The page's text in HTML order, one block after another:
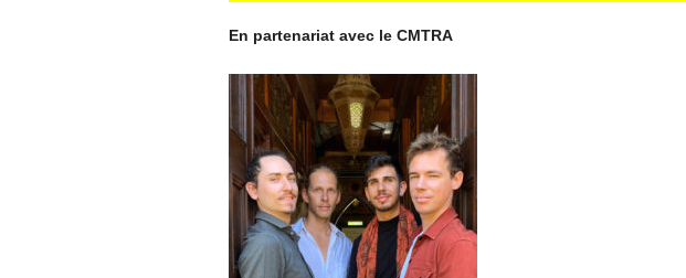
En partenariat avec le CMTRA